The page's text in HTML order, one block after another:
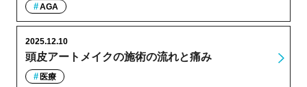
AGA
頭皮アートメイクの施術の流れと痛み
2025.12.10
医療